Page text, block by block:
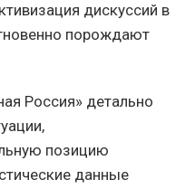
дискуссий в
порождают
Россия» детально
позицию
данные